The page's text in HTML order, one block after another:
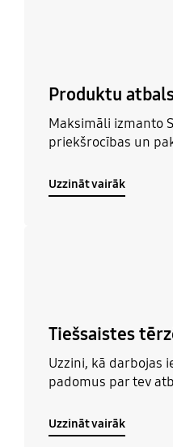
Produktu
Maksimāli izmanto
priekšrocības un
Uzzināt vairāk
Tiešsaistes
Uzzini, kā darbojas
padomus par tev
Uzzināt vairāk